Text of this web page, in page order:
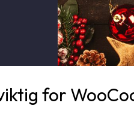
for